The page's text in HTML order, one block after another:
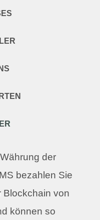
der
bezahlen Sie
Blockchain von
können so